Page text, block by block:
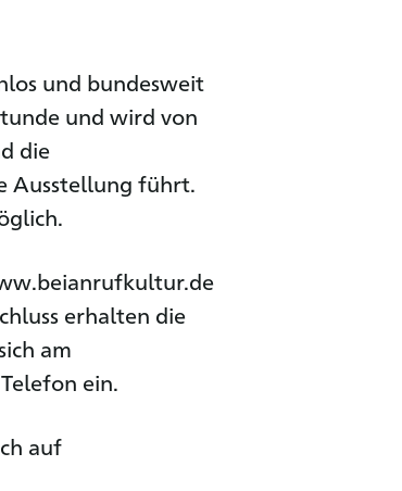
und bundesweit
und wird von
die
Ausstellung führt.
erhalten die
am
ein.
auf